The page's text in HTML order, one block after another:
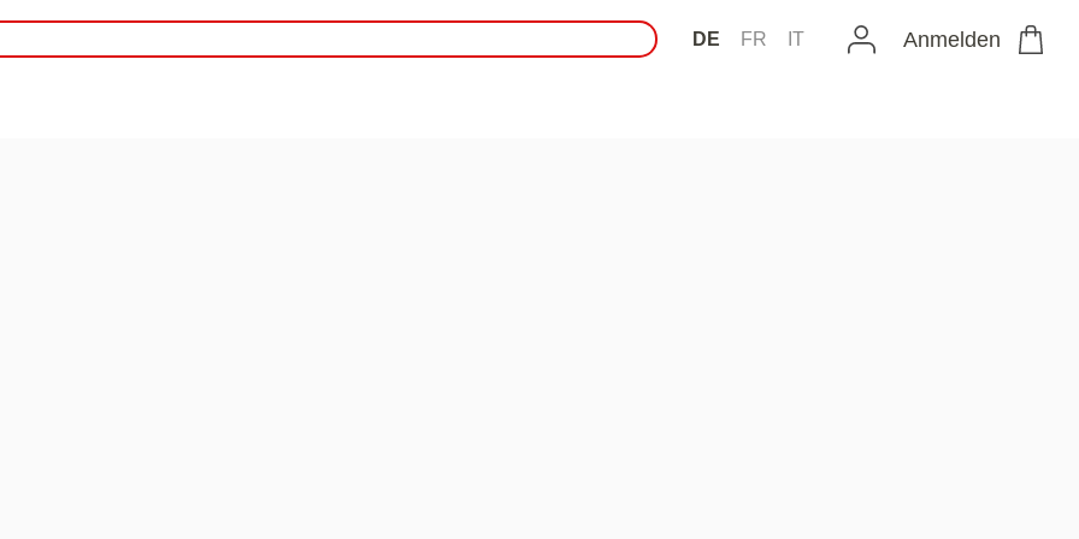
DE FR IT Anmelden